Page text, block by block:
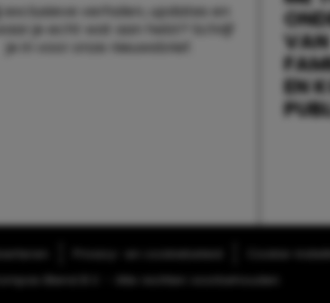
exclusieve verhalen, updates en
je echt wat aan hebt? Schrijf
je in voor onze nieuwsbrief.
VAN
EN
Cookie-